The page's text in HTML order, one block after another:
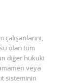
olan tüm
diğer hukuki
veya
sisteminin